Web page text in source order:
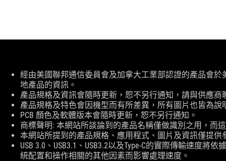
免
條
款
經由美國聯邦通信委員會及加拿大工業部認證的產品會於
地產品的資訊。
產品規格及資訊會隨時更新，恕不另行通知，請與供應
產品規格及特色會因機型而有所差異，所有圖片也皆為
PCB 顏色及軟體版本會隨時更新，恕不另行通知。
商標聲明: 本網站所談論到的產品名稱僅做識別之用，而
本網站所提到的產品規格、應用程式、圖片及資訊僅提
USB 3.0、USB3.1、USB3.2以及Type-C的實際傳輸速度
統配置和操作相關的其他因素而影響處理速度。